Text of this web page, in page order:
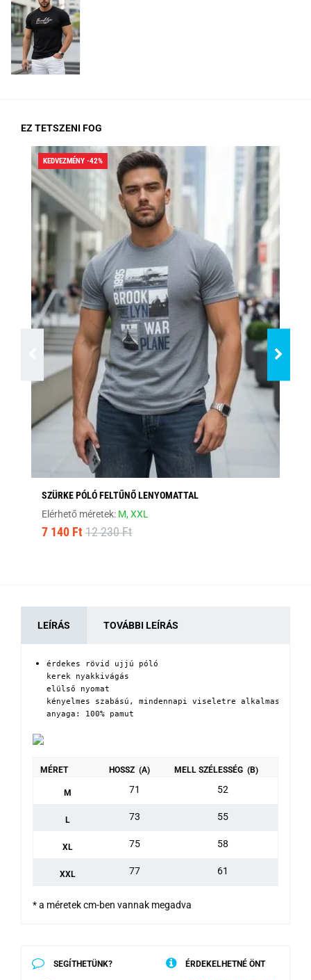
EZ TETSZENI FOG
KEDVEZMÉNY -42%
SZÜRKE PÓLÓ FELTŰNŐ LENYOMATTAL
Elérhető méretek: M,XXL
7 140 Ft 12 230 Ft
LEÍRÁS TOVÁBBI LEÍRÁS
érdekes rövid ujjú póló
kerek nyakkivágás
elülső nyomat
kényelmes szabású, mindennapi viseletre alkalmas
anyaga: 100% pamut
MÉRET HOSSZ (A) MELL SZÉLESSÉG (B)
M 71 52
L 73 55
XL 75 58
XXL 77 61
* a méretek cm-ben vannak megadva
SEGÍTHETÜNK? ÉRDEKELHETNÉ ÖNT